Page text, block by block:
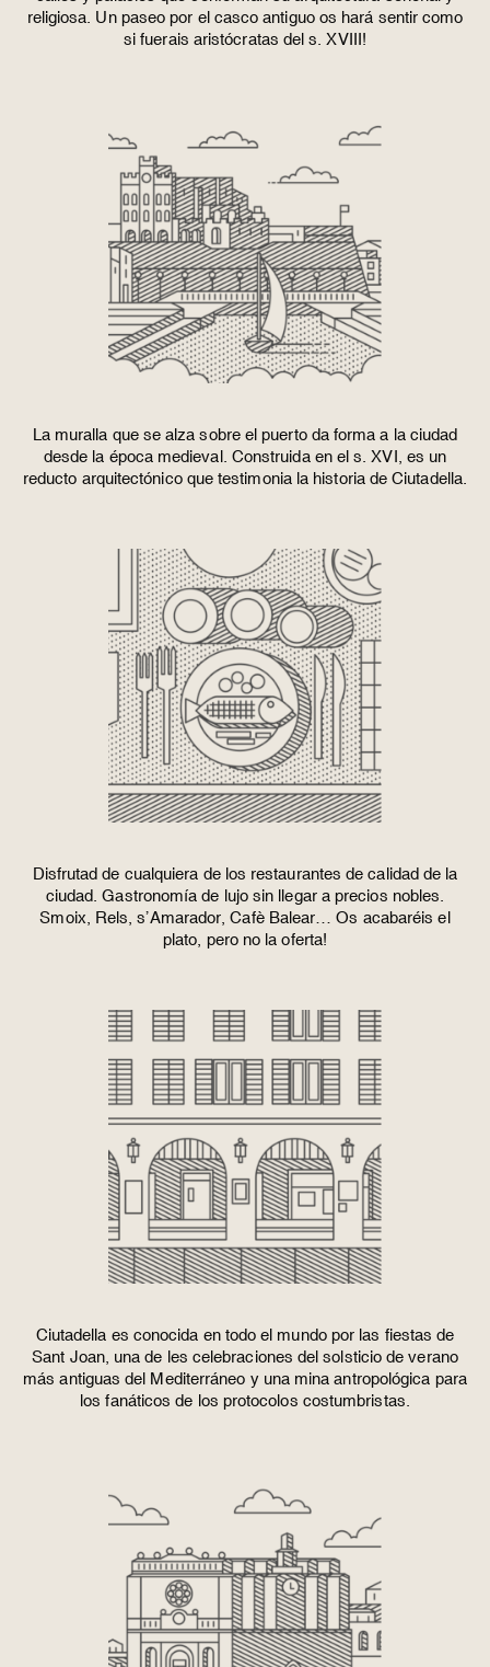
religiosa. Un paseo por el casco antiguo os hará sentir como
si fuerais aristócratas del s. XVIII!
La muralla que se alza sobre el puerto da forma a la ciudad
desde la época medieval. Construida en el s. XVI, es un
reducto arquitectónico que testimonia la historia de Ciutadella.
Disfrutad de cualquiera de los restaurantes de calidad de la
ciudad. Gastronomía de lujo sin llegar a precios nobles.
Smoix, Rels, s’Amarador, Cafè Balear… Os acabaréis el
plato, pero no la oferta!
Ciutadella es conocida en todo el mundo por las fiestas de
Sant Joan, una de les celebraciones del solsticio de verano
más antiguas del Mediterráneo y una mina antropológica para
los fanáticos de los protocolos costumbristas.